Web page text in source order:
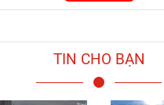
TIN CHO BẠN